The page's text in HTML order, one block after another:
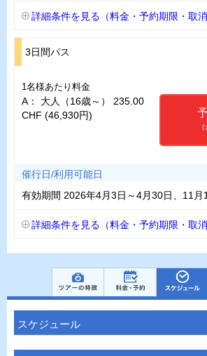
詳細条件を見る（料金・予約期限・取消
3日間パス
1名様あたり料金
A： 大人（16歳～） 235.00
CHF (46,930円)
(
催行日/利用可能日
有効期間 2026年4月3日～4月30日、11月
詳細条件を見る（料金・予約期限・取消
スケジュール